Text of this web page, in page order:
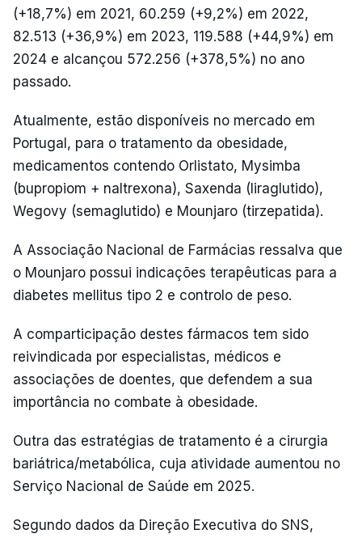
(+18,7%) em 2021, 60.259 (+9,2%) em 2022,
82.513 (+36,9%) em 2023, 119.588 (+44,9%) em
2024 e alcançou 572.256 (+378,5%) no ano
passado.
Atualmente, estão disponíveis no mercado em
Portugal, para o tratamento da obesidade,
medicamentos contendo Orlistato, Mysimba
(bupropiom + naltrexona), Saxenda (liraglutido),
Wegovy (semaglutido) e Mounjaro (tirzepatida).
A Associação Nacional de Farmácias ressalva que
o Mounjaro possui indicações terapêuticas para a
diabetes mellitus tipo 2 e controlo de peso.
A comparticipação destes fármacos tem sido
reivindicada por especialistas, médicos e
associações de doentes, que defendem a sua
importância no combate à obesidade.
Outra das estratégias de tratamento é a cirurgia
bariátrica/metabólica, cuja atividade aumentou no
Serviço Nacional de Saúde em 2025.
Segundo dados da Direção Executiva do SNS,